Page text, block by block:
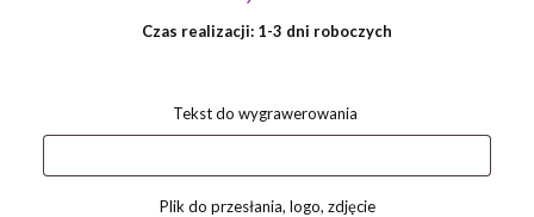
Czas realizacji: 1-3 dni roboczych
Tekst do wygrawerowania
Plik do przesłania, logo, zdjęcie